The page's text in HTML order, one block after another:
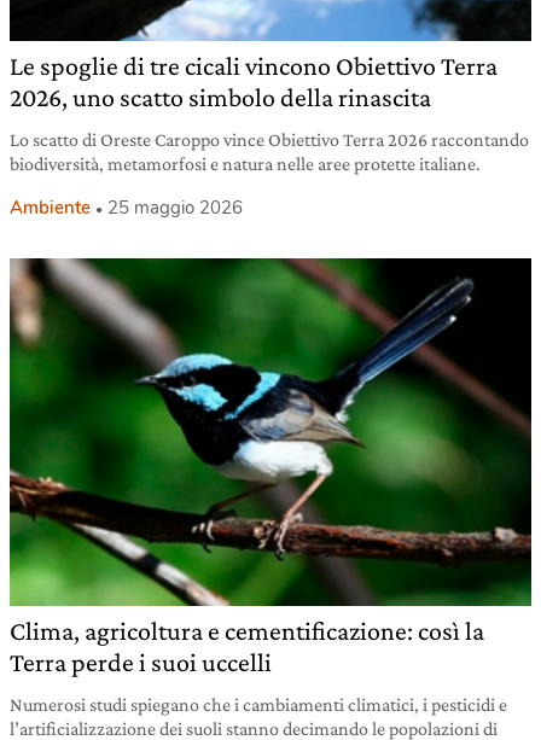
Le spoglie di tre cicali vincono Obiettivo Terra
2026, uno scatto simbolo della rinascita
Lo scatto di Oreste Caroppo vince Obiettivo Terra 2026 raccontando
biodiversità, metamorfosi e natura nelle aree protette italiane.
Ambiente 25 maggio 2026
Clima, agricoltura e cementificazione: così la
Terra perde i suoi uccelli
Numerosi studi spiegano che i cambiamenti climatici, i pesticidi e
l’artificializzazione dei suoli stanno decimando le popolazioni di